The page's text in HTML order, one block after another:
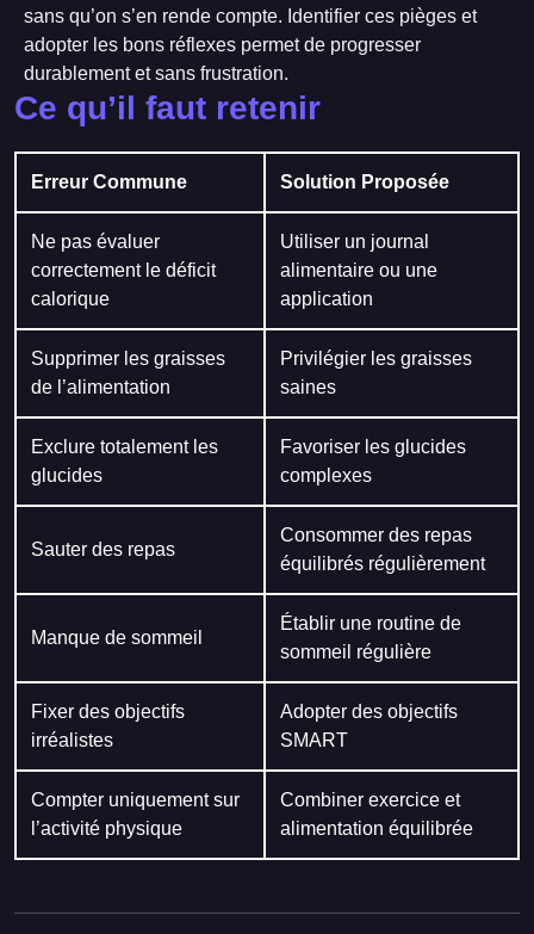
sans qu’on s’en rende compte. Identifier ces pièges et
adopter les bons réflexes permet de progresser
durablement et sans frustration.
Ce qu’il faut retenir
Erreur Commune Solution Proposée
Ne pas évaluer
correctement le déficit
calorique
Utiliser un journal
alimentaire ou une
application
Supprimer les graisses
de l’alimentation
Privilégier les graisses
saines
Exclure totalement les
glucides
Favoriser les glucides
complexes
Sauter des repas
Consommer des repas
équilibrés régulièrement
Manque de sommeil
Établir une routine de
sommeil régulière
Fixer des objectifs
irréalistes
Adopter des objectifs
SMART
Compter uniquement sur
l’activité physique
Combiner exercice et
alimentation équilibrée